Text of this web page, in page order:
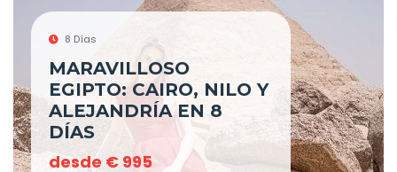
8 Días
MARAVILLOSO
EGIPTO: CAIRO, NILO Y
ALEJANDRÍA EN 8
DÍAS
desde € 995